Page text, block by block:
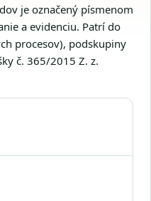
je označený písmenom
a evidenciu. Patrí do
procesov), podskupiny
č. 365/2015 Z. z.